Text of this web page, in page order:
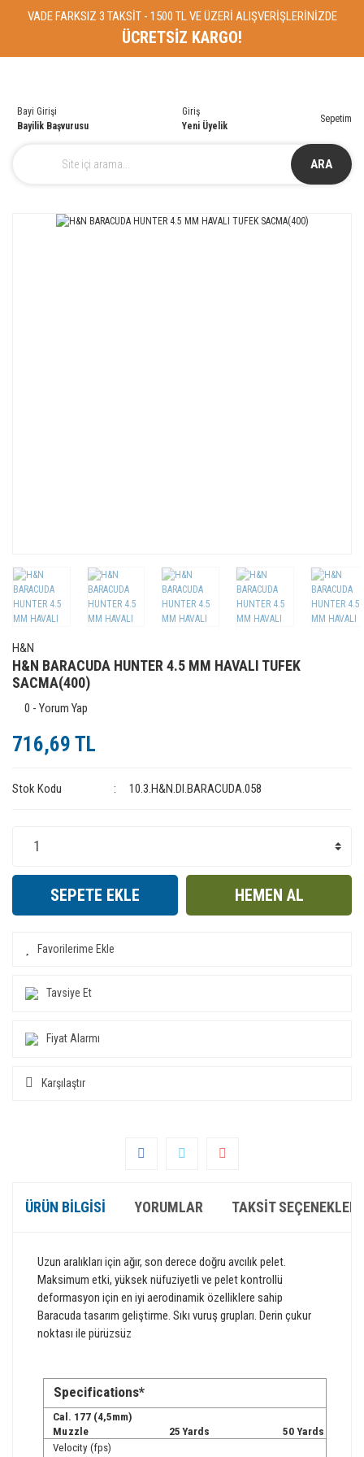
VADE FARKSIZ 3 TAKSİT - 1500 TL VE ÜZERİ ALIŞVERİŞLERİNİZDE
ÜCRETSİZ KARGO!
ARA
Bayi Girişi
Bayilik Başvurusu
Giriş
Yeni Üyelik
Sepetim
H&N
H&N BARACUDA HUNTER 4.5 MM HAVALI TUFEK
SACMA(400)
0 - Yorum Yap
716,69 TL
Stok Kodu 10.3.H&N.DI.BARACUDA.058
SEPETE EKLE HEMEN AL
Tavsiye Et
Fiyat Alarmı
Karşılaştır
ÜRÜN BILGISI YORUMLAR TAKSIT SEÇENEKLERI
Uzun aralıkları için ağır, son derece doğru avcılıkpelet.
Maksimum etki, yüksek nüfuziyetli ve peletkontrollü
deformasyon için en iyi aerodinamiközelliklere sahip
Baracudatasarım geliştirme. Sıkı vuruş grupları. Derin çukur
noktası ile pürüzsüz
Specifications*
Cal. 1 77 (4,5mm)
Mu zzle 25 Yard s 50 Yard s
Velocity (fps)